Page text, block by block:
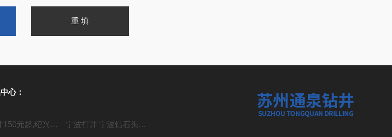
心：
绍兴打井150元起,绍兴机器钻水井施工单位 宁波打井 宁波钻石头井20年经验丰富